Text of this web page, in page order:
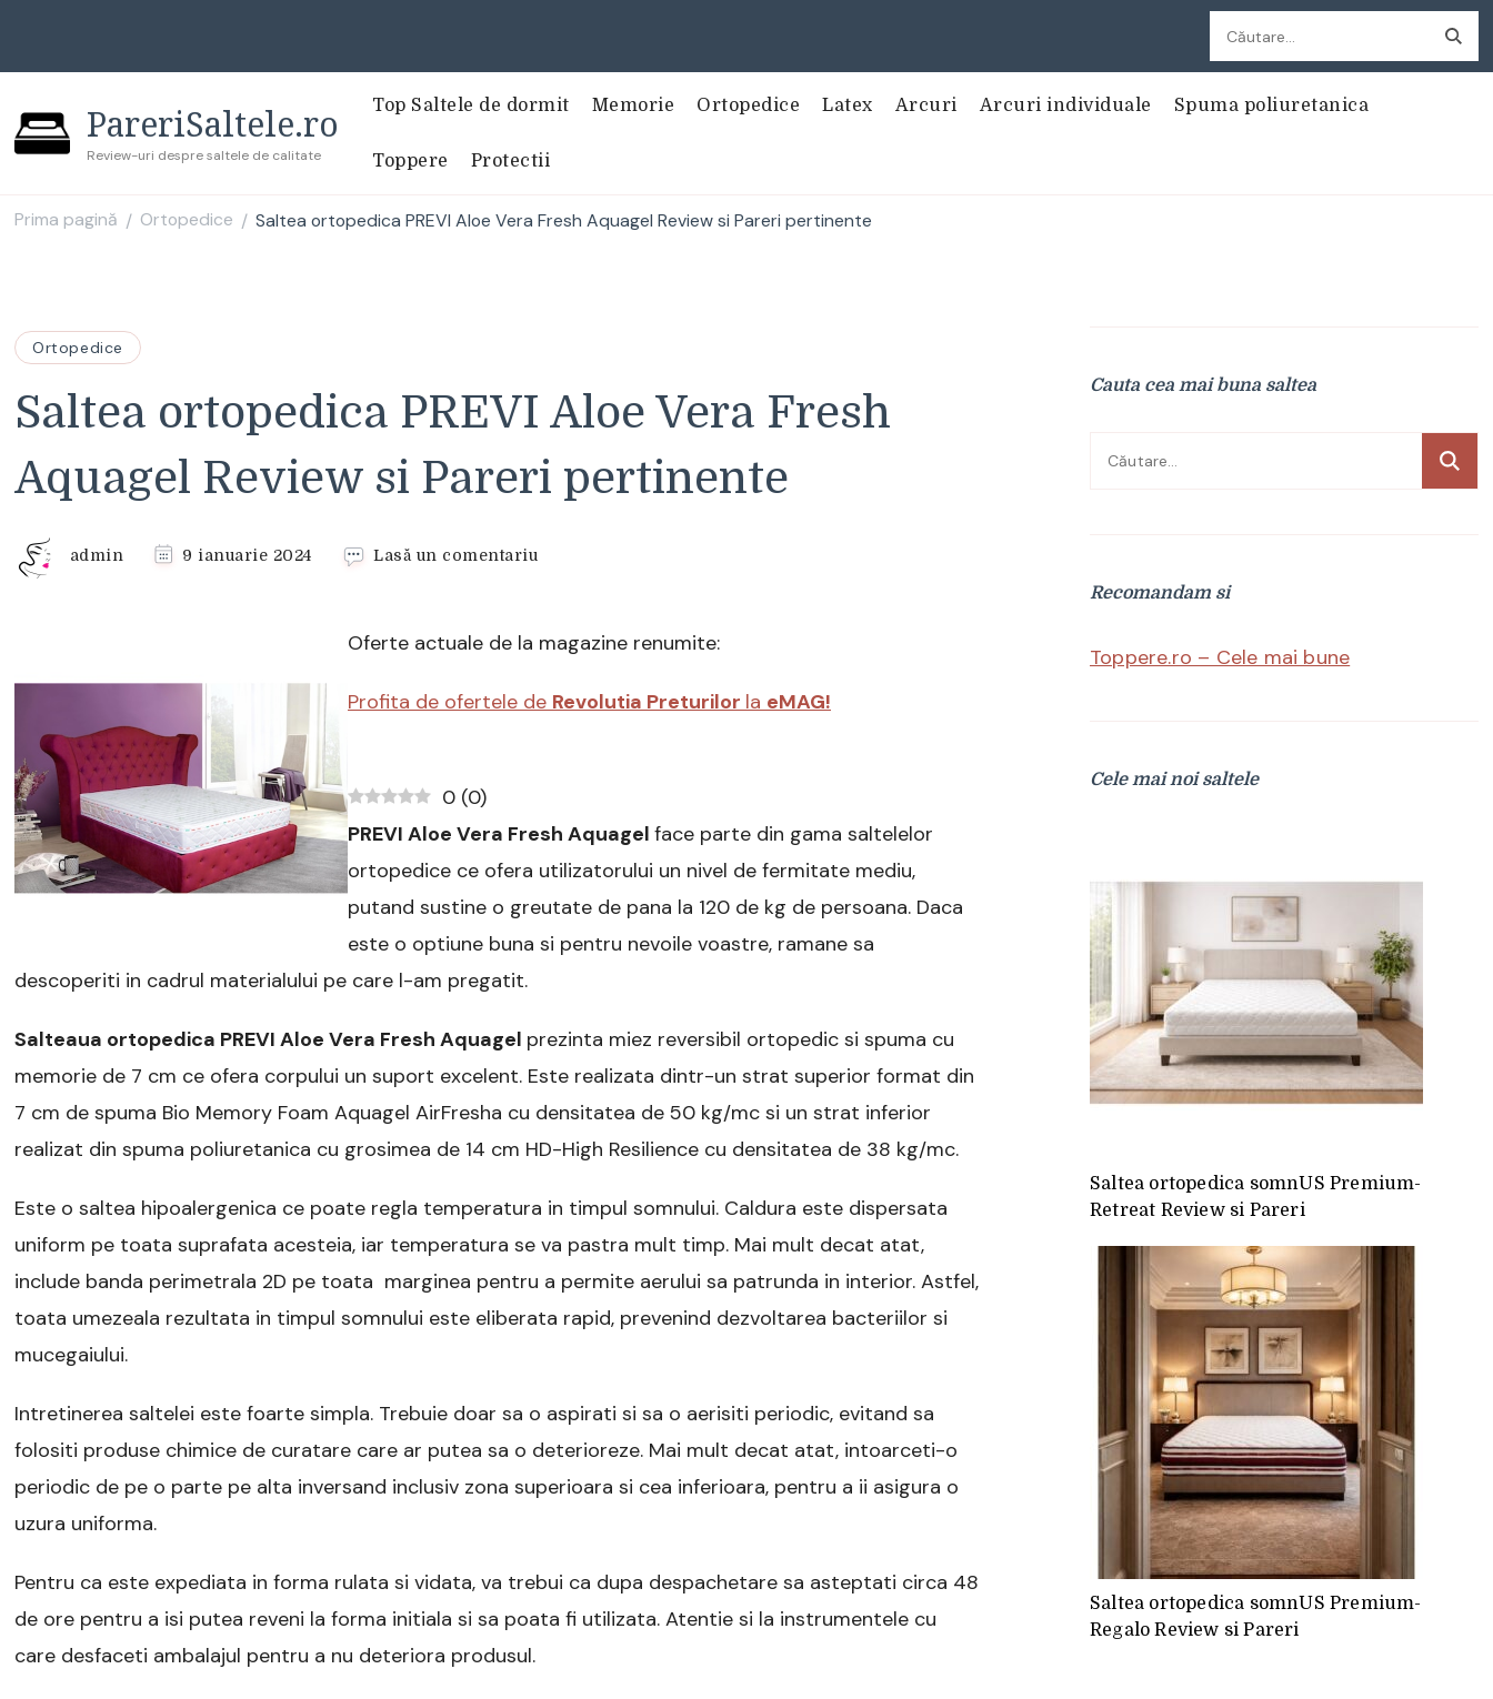
Caută
după:
PareriSaltele.ro
Review-uri despre saltele de calitate
Top Saltele de dormit Memorie Ortopedice Latex Arcuri Arcuri individuale Spuma poliuretanica
Toppere Protectii
Prima pagină / Ortopedice / Saltea ortopedica PREVI Aloe Vera Fresh Aquagel Review si Pareri pertinente
Ortopedice
Saltea ortopedica PREVI Aloe Vera Fresh
Aquagel Review si Pareri pertinente
admin 9 ianuarie 2024 Lasă un comentariu
Aloe
Fresh
Oferte actuale de la magazine renumite:
Profita de ofertele de Revolutia Preturilor la eMAG!
0 (0)
PREVI Aloe Vera Fresh Aquagel face parte din gama saltelelor
ortopedice ce ofera utilizatorului un nivel de fermitate mediu,
putand sustine o greutate de pana la 120 de kg de persoana. Daca
este o optiune buna si pentru nevoile voastre, ramane sa
descoperiti in cadrul materialului pe care l-am pregatit.
Salteaua ortopedica PREVI Aloe Vera Fresh Aquagel prezinta miez reversibil ortopedic si spuma cu
memorie de 7 cm ce ofera corpului un suport excelent. Este realizata dintr-un strat superior format din
7 cm de spuma Bio Memory Foam Aquagel AirFresha cu densitatea de 50 kg/mc si un strat inferior
realizat din spuma poliuretanica cu grosimea de 14 cm HD-High Resilience cu densitatea de 38 kg/mc.
Este o saltea hipoalergenica ce poate regla temperatura in timpul somnului. Caldura este dispersata
uniform pe toata suprafata acesteia, iar temperatura se va pastra mult timp. Mai mult decat atat,
include banda perimetrala 2D pe toata marginea pentru a permite aerului sa patrunda in interior. Astfel,
toata umezeala rezultata in timpul somnului este eliberata rapid, prevenind dezvoltarea bacteriilor si
mucegaiului.
Intretinerea saltelei este foarte simpla. Trebuie doar sa o aspirati si sa o aerisiti periodic, evitand sa
folositi produse chimice de curatare care ar putea sa o deterioreze. Mai mult decat atat, intoarceti-o
periodic de pe o parte pe alta inversand inclusiv zona superioara si cea inferioara, pentru a ii asigura o
uzura uniforma.
Pentru ca este expediata in forma rulata si vidata, va trebui ca dupa despachetare sa asteptati circa 48
de ore pentru a isi putea reveni la forma initiala si sa poata fi utilizata. Atentie si la instrumentele cu
care desfaceti ambalajul pentru a nu deteriora produsul.
Cauta cea mai buna saltea
Caută
Recomandam si
Toppere.ro – Cele mai bune
Cele mai noi saltele
Saltea ortopedica somnUS Premium-
Retreat Review si Pareri
Saltea ortopedica somnUS Premium-
Regalo Review si Pareri